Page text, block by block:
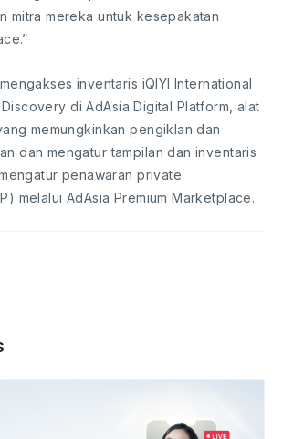
mitra mereka untuk kesepakatan
inventaris iQIYI International
di AdAsia Digital Platform, alat
memungkinkan pengiklan dan
dan mengatur tampilan dan inventaris
penawaran private
melalui AdAsia Premium Marketplace.